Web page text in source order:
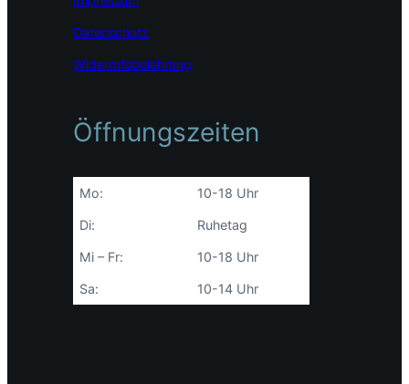
Datenschutz
Widerrufsbelehrung
Öffnungszeiten
Mo: 10-18 Uhr
Di: Ruhetag
Mi – Fr: 10-18 Uhr
Sa: 10-14 Uhr